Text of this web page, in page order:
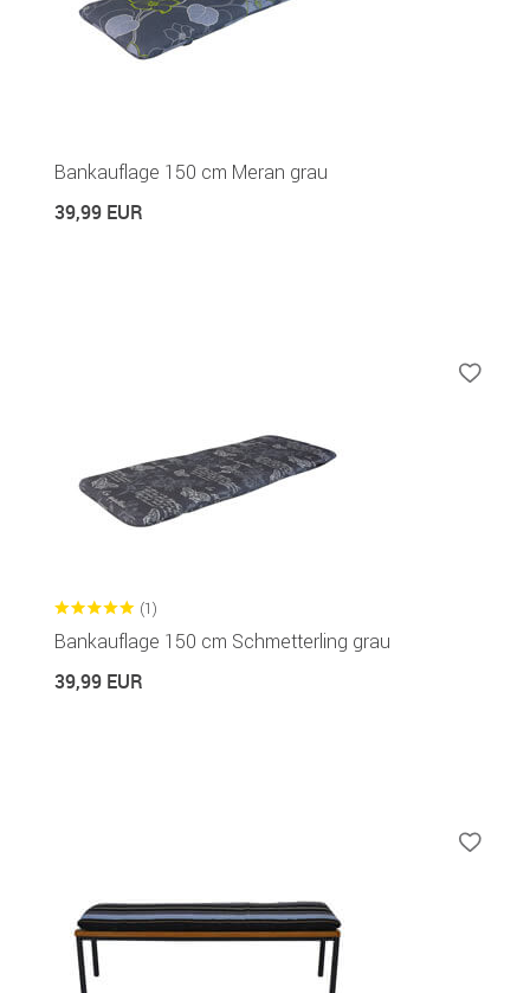
Bankauflage 150 cm Meran grau
39,99 EUR
(1)
Bankauflage 150 cm Schmetterling grau
39,99 EUR